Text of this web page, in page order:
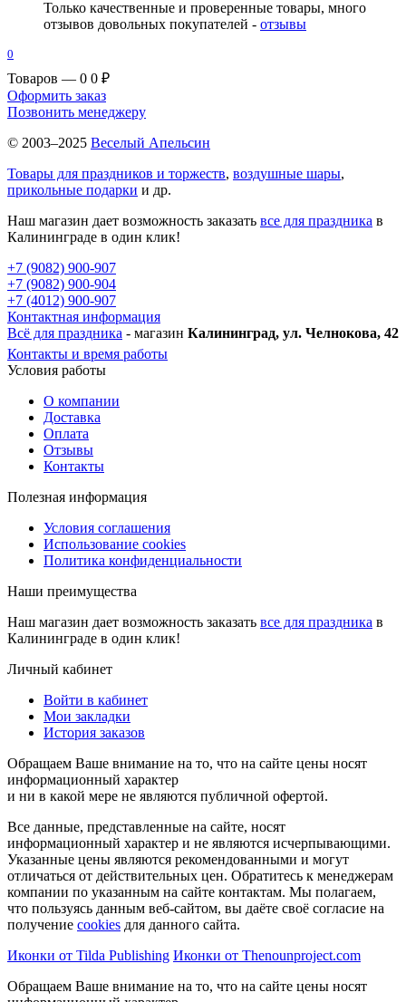
Только качественные и проверенные товары, много
отзывов довольных покупателей - отзывы
0
Товаров — 0 0 ₽
Оформить заказ
Позвонить менеджеру
© 2003–2025 Веселый Апельсин
Товары для праздников и торжеств, воздушные шары,
прикольные подарки и др.
Наш магазин дает возможность заказать все для праздника в
Калининграде в один клик!
+7 (9082) 900-907
+7 (9082) 900-904
+7 (4012) 900-907
Контактная информация
Всё для праздника - магазин Калининград, ул. Челнокова, 42
Контакты и время работы
Условия работы
О компании
Доставка
Оплата
Отзывы
Контакты
Полезная информация
Условия соглашения
Использование cookies
Политика конфиденциальности
Наши преимущества
Наш магазин дает возможность заказать все для праздника в
Калининграде в один клик!
Личный кабинет
Войти в кабинет
Мои закладки
История заказов
Обращаем Ваше внимание на то, что на сайте цены носят
информационный характер
и ни в какой мере не являются публичной офертой.
Все данные, представленные на сайте, носят
информационный характер и не являются исчерпывающими.
Указанные цены являются рекомендованными и могут
отличаться от действительных цен. Обратитесь к менеджерам
компании по указанным на сайте контактам. Мы полагаем,
что пользуясь данным веб-сайтом, вы даёте своё согласие на
получение cookies для данного сайта.
Иконки от Tilda Publishing Иконки от Thenounproject.com
Обращаем Ваше внимание на то, что на сайте цены носят